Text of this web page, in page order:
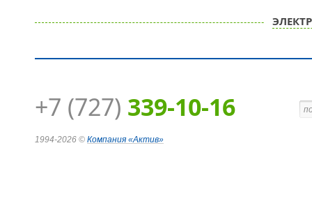
+7 (727) 339-10-16
1994-2026 © Компания «Актив»